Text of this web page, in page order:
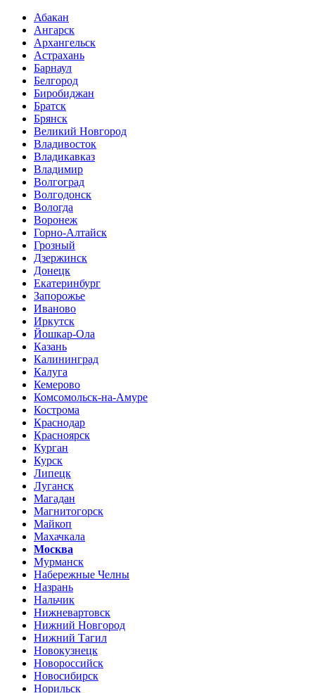
Абакан
Ангарск
Архангельск
Астрахань
Барнаул
Белгород
Биробиджан
Братск
Брянск
Великий Новгород
Владивосток
Владикавказ
Владимир
Волгоград
Волгодонск
Вологда
Воронеж
Горно-Алтайск
Грозный
Дзержинск
Донецк
Екатеринбург
Запорожье
Иваново
Иркутск
Йошкар-Ола
Казань
Калининград
Калуга
Кемерово
Комсомольск-на-Амуре
Кострома
Краснодар
Красноярск
Курган
Курск
Липецк
Луганск
Магадан
Магнитогорск
Майкоп
Махачкала
Москва
Мурманск
Набережные Челны
Назрань
Нальчик
Нижневартовск
Нижний Новгород
Нижний Тагил
Новокузнецк
Новороссийск
Новосибирск
Норильск